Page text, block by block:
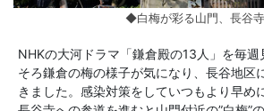
◆白梅が彩る山門、長谷寺
NHKの大河ドラマ「鎌倉殿の13人」を毎週
そろ鎌倉の梅の様子が気になり、長谷地区
きました。感染対策をしていつもより早め